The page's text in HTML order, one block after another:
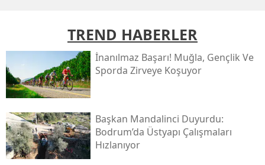
TREND HABERLER
İnanılmaz Başarı! Muğla, Gençlik Ve
Sporda Zirveye Koşuyor
Başkan Mandalinci Duyurdu:
Bodrum’da Üstyapı Çalışmaları
Hızlanıyor